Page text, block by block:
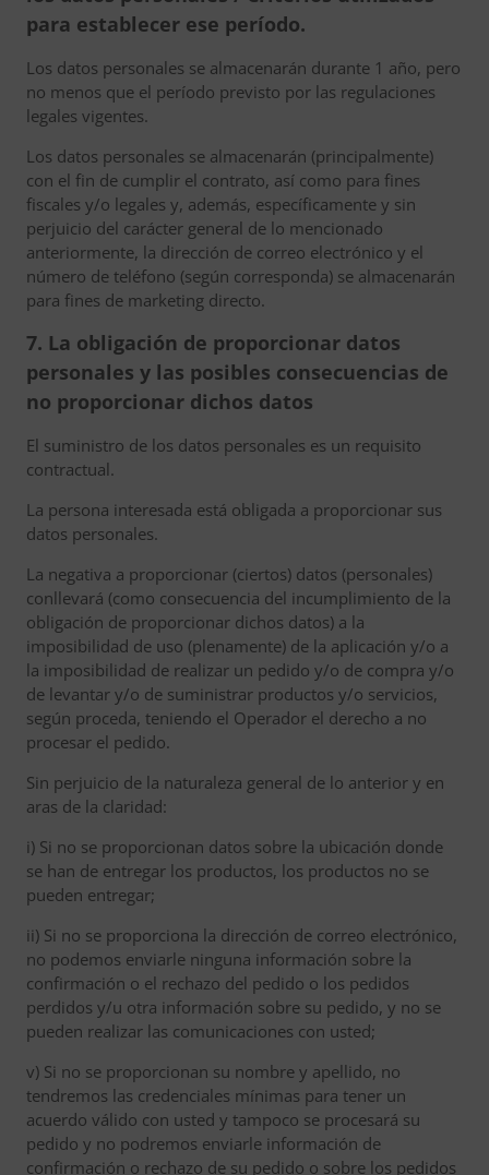
para establecer ese período.
Los datos personales se almacenarán durante 1 año, pero
no menos que el período previsto por las regulaciones
legales vigentes.
Los datos personales se almacenarán (principalmente)
con el fin de cumplir el contrato, así como para fines
fiscales y/o legales y, además, específicamente y sin
perjuicio del carácter general de lo mencionado
anteriormente, la dirección de correo electrónico y el
número de teléfono (según corresponda) se almacenarán
para fines de marketing directo.
7. La obligación de proporcionar datos
personales y las posibles consecuencias de
no proporcionar dichos datos
El suministro de los datos personales es un requisito
contractual.
La persona interesada está obligada a proporcionar sus
datos personales.
La negativa a proporcionar (ciertos) datos (personales)
conllevará (como consecuencia del incumplimiento de la
obligación de proporcionar dichos datos) a la
imposibilidad de uso (plenamente) de la aplicación y/o a
la imposibilidad de realizar un pedido y/o de compra y/o
de levantar y/o de suministrar productos y/o servicios,
según proceda, teniendo el Operador el derecho a no
procesar el pedido.
Sin perjuicio de la naturaleza general de lo anterior y en
aras de la claridad:
i) Si no se proporcionan datos sobre la ubicación donde
se han de entregar los productos, los productos no se
pueden entregar;
ii) Si no se proporciona la dirección de correo electrónico,
no podemos enviarle ninguna información sobre la
confirmación o el rechazo del pedido o los pedidos
perdidos y/u otra información sobre su pedido, y no se
pueden realizar las comunicaciones con usted;
v) Si no se proporcionan su nombre y apellido, no
tendremos las credenciales mínimas para tener un
acuerdo válido con usted y tampoco se procesará su
pedido y no podremos enviarle información de
confirmación o rechazo de su pedido o sobre los pedidos